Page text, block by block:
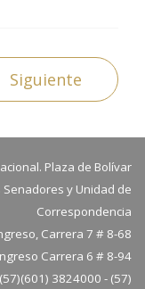
Siguiente
Plaza de Bolívar
y Unidad de
Correspondencia
Carrera 7 # 8-68
Carrera 6 # 8-94
3824000 - (57)